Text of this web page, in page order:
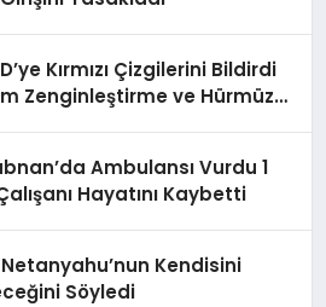
Kırmızı Çizgilerini Bildirdi
Zenginleştirme ve Hürmüz
Ambulansı Vurdu 1
Hayatını Kaybetti
Kendisini
Söyledi